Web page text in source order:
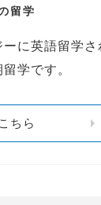
留学
に英語留学さ
学です。
ちら